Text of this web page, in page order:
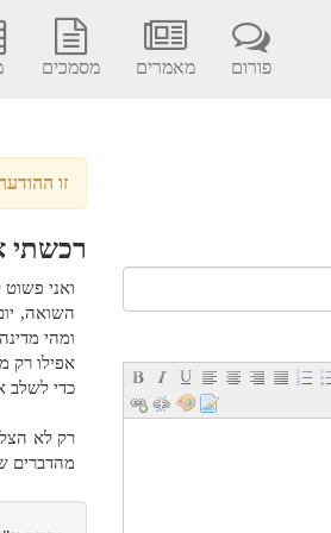
פורום מאמרים מסמכים
זו
רכשתי
ואני
השואה,
ומהי
אפילו רק
כדי לשלב
רק לא
מהדברים